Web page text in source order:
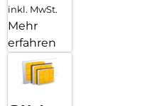
inkl. MwSt.
Mehr
erfahren